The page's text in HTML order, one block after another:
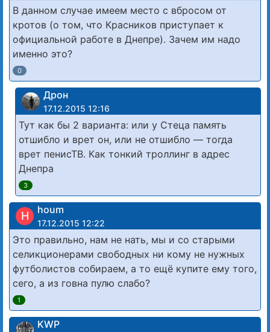
В данном случае имеем место с вбросом от
кротов (о том, что Красников приступает к
официальной работе в Днепре). Зачем им надо
именно это?
0
Дрон
17.12.2015 12:16
Тут как бы 2 варианта: или у Стеца память
отшибло и врет он, или не отшибло — тогда
врет пенисТВ. Как тонкий троллинг в адрес
Днепра
3
H houm
17.12.2015 12:22
Это правильно, нам не нать, мы и со старыми
селикционерами свободных ни кому не нужных
футболистов собираем, а то ещё купите ему того,
сего, а из говна пулю слабо?
1
KWP